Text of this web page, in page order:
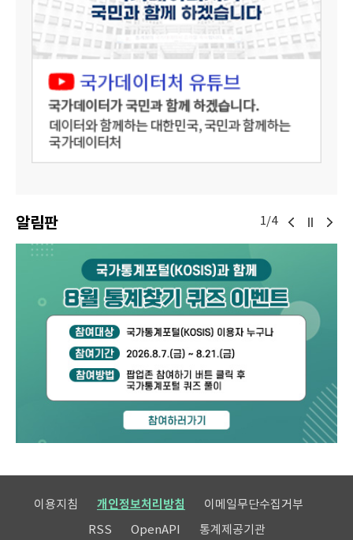
알림판 1/4
이용지침 개인정보처리방침
이메일무단수집거부
RSS
OpenAPI 통계제공기관